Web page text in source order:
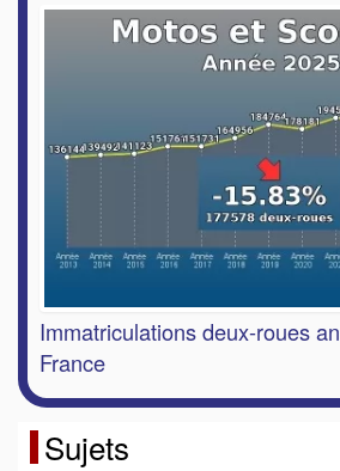
Immatriculations deux-roues
France
Sujets